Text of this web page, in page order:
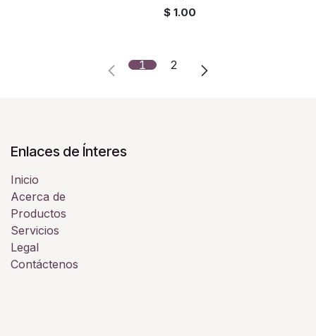
$ 1.00
1 2
Enlaces de Ínteres
Inicio
Acerca de
Productos
Servicios
Legal
Contáctenos